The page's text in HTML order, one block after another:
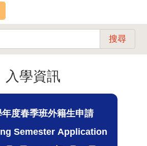
搜尋
入學資訊
度春季班外籍生申請
Semester Application